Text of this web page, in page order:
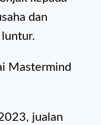
dan
luntur.
Mastermind
jualan